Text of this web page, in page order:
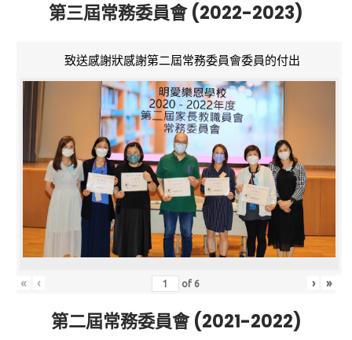
第三屆常務委員會 (2022-2023)
致送感謝狀感謝第二屆常務委員會委員的付出
« ‹ of 6 › »
第二屆常務委員會 (2021-2022)